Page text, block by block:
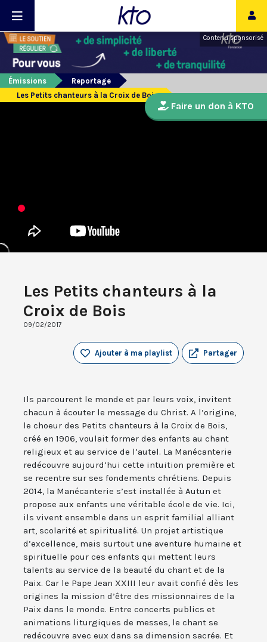
Contenu sponsorisé
Émissions
Reportage
Les Petits chanteurs à la Croix de Bois
Les Petits chanteurs à la
Croix de Bois
09/02/2017
Partager
Ajouter à ma playlist
Ils parcourent le monde et par leurs voix, invitent
chacun à écouter le message du Christ. A l’origine,
le choeur des Petits chanteurs à la Croix de Bois,
créé en 1906, voulait former des enfants au chant
religieux et au service de l’autel. La Manécanterie
redécouvre aujourd’hui cette intuition première et
se recentre sur ses fondements chrétiens. Depuis
2014, la Manécanterie s’est installée à Autun et
propose aux enfants une véritable école de vie. Ici,
ils vivent ensemble dans un esprit familial alliant
art, scolarité et spiritualité. Un projet artistique
d’excellence, mais surtout une aventure humaine et
spirituelle pour ces enfants qui mettent leurs
talents au service de la beauté du chant et de la
Paix. Car le Pape Jean XXIII leur avait confié dès les
origines la mission d’être des missionnaires de la
Paix dans le monde. Entre concerts publics et
animations liturgiques de messes, le chant se
redécouvre avec eux dans sa dimension sacrée. Et
Faire un don à KTO